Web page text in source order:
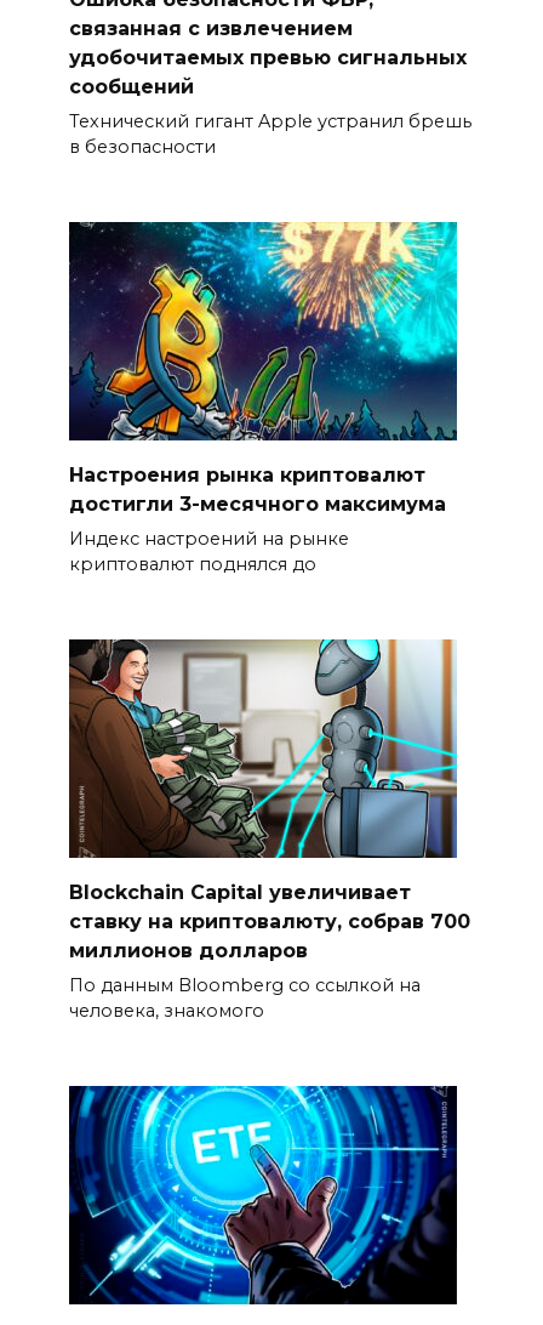
связанная с извлечением
удобочитаемых превью сигнальных
сообщений
Технический гигант Apple устранил брешь
в безопасности
Настроения рынка криптовалют
достигли 3-месячного максимума
Индекс настроений на рынке
криптовалют поднялся до
Blockchain Capital увеличивает
ставку на криптовалюту, собрав 700
миллионов долларов
По данным Bloomberg со ссылкой на
человека, знакомого